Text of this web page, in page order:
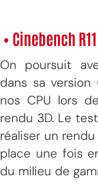
• Cinebench
On poursuit
dans sa
nos CPU lors
rendu 3D. Le
réaliser un
place une fois
du milieu de